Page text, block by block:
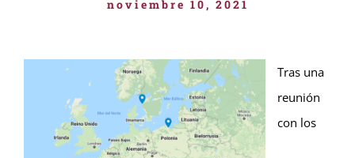
noviembre 10, 2021
Tras una
reunión
con los